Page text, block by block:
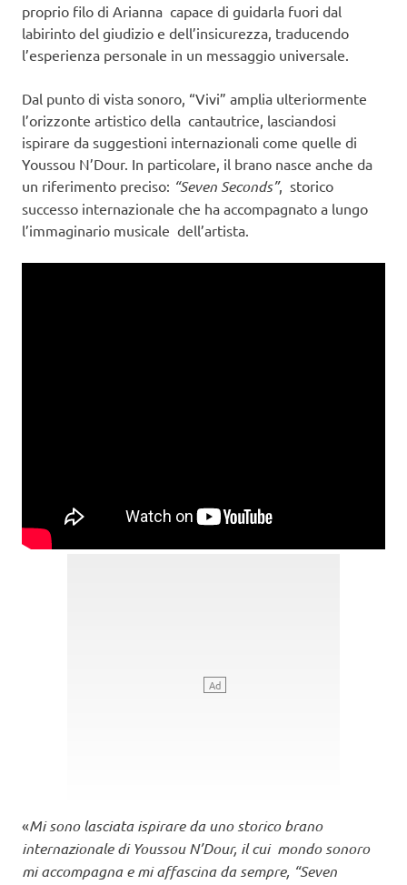
proprio filo di Arianna capace di guidarla fuori dal
labirinto del giudizio e dell’insicurezza, traducendo
l’esperienza personale in un messaggio universale.
Dal punto di vista sonoro, “Vivi” amplia ulteriormente
l’orizzonte artistico della cantautrice, lasciandosi
ispirare da suggestioni internazionali come quelle di
Youssou N’Dour. In particolare, il brano nasce anche da
un riferimento preciso: “Seven Seconds”, storico
successo internazionale che ha accompagnato a lungo
l’immaginario musicale dell’artista.
«Mi sono lasciata ispirare da uno storico brano
internazionale di Youssou N’Dour, il cui mondo sonoro
mi accompagna e mi affascina da sempre, “Seven